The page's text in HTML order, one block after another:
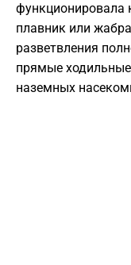
функционировала
плавник или
разветвления
прямые
наземных